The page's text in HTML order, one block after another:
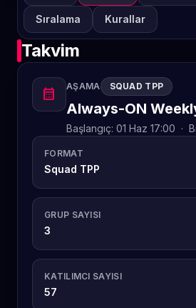
Sıralama Kurallar
Takvim
calendar_month AŞAMA SQUAD TPP
Always-ON
Başlangıç: 01 Haz 17:00 ·
FORMAT
Squad TPP
GRUP SAYISI
3
KATILIMCI SAYISI
57